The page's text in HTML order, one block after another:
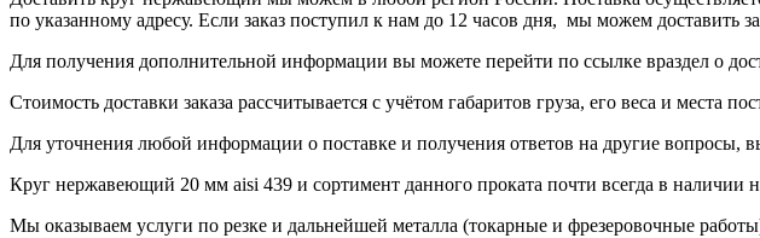
по указанному адресу. Если заказ поступил к нам до 12 часов дня, мы можем доставить
Для получения дополнительной информации вы можете перейти по ссылке враздел о
Стоимость доставки заказа рассчитывается с учётом габаритов груза, его веса и места
Для уточнения любой информации о поставке и получения ответов на другие вопросы,
Круг нержавеющий 20 мм aisi 439 и сортимент данного проката почти всегда в наличии
Мы оказываем услуги по резке и дальнейшей металла (токарные и фрезеровочные